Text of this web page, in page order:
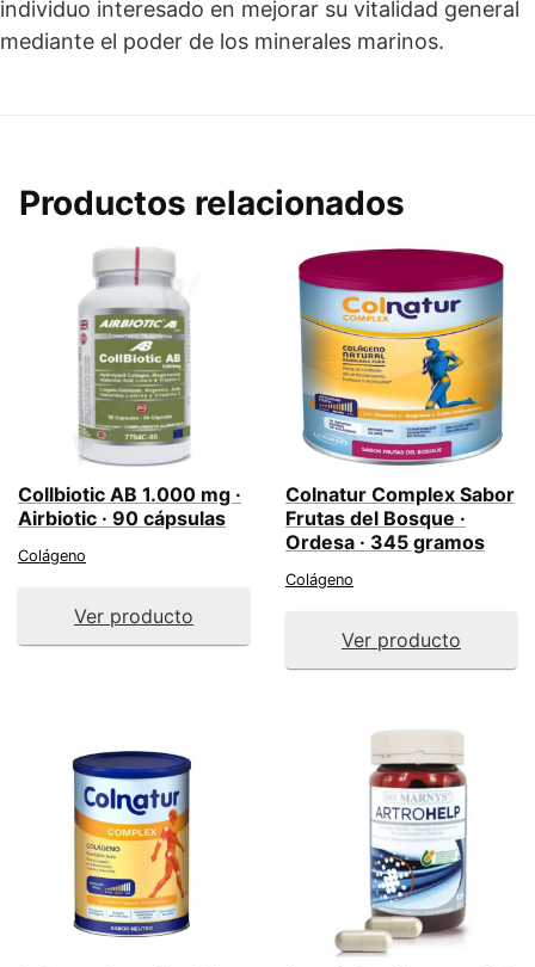
individuo interesado en mejorar su vitalidad general
mediante el poder de los minerales marinos.
Productos relacionados
Collbiotic AB 1.000 mg ·
Airbiotic · 90 cápsulas
Colágeno
Ver producto
Colnatur Complex Sabor
Frutas del Bosque ·
Ordesa · 345 gramos
Colágeno
Ver producto